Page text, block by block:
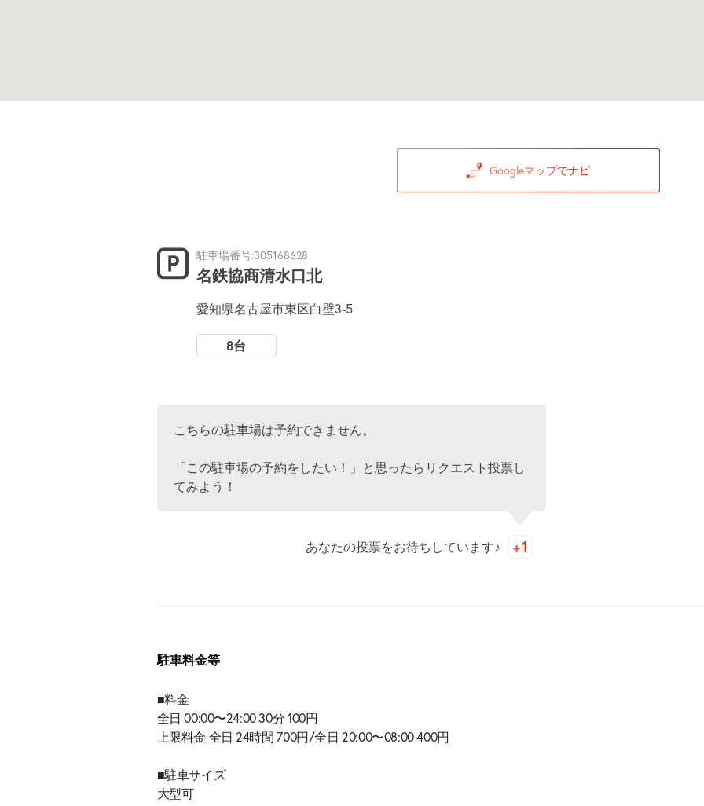
Googleマップでナビ
駐車場番号:305168628
名鉄協商清水口北
愛知県名古屋市東区白壁3-5
8台
こちらの駐車場は予約できません。
「この駐車場の予約をしたい！」と思ったらリクエスト投票し
てみよう！
あなたの投票をお待ちしています♪
駐車料金等
■料金
全日 00:00〜24:00 30分 100円
上限料金 全日 24時間 700円/全日 20:00〜08:00 400円
■駐車サイズ
大型可